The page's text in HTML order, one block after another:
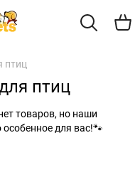
птиц
птиц
товаров, но наши
для вас!🐾